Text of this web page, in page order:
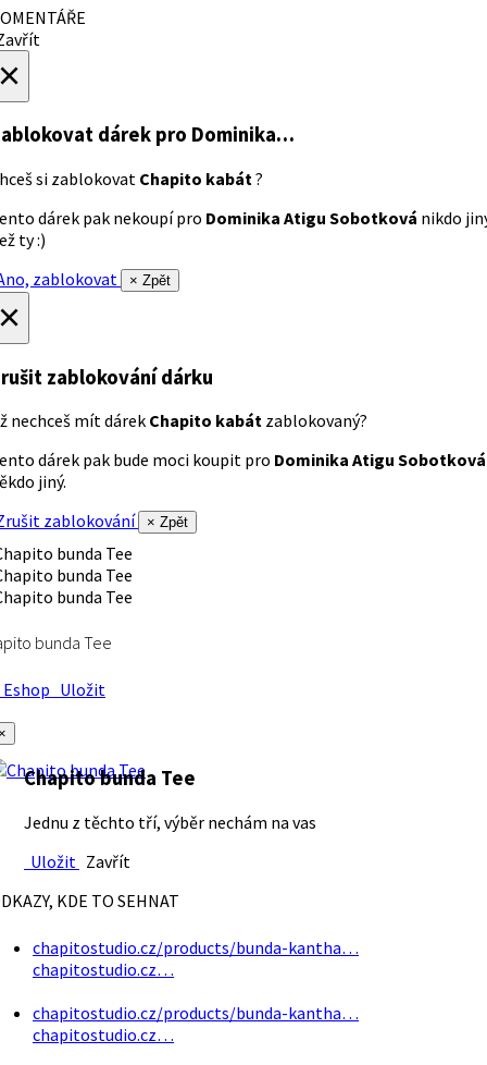
dárek pro Dominika…
si zablokovat Chapito kabát ?
dárek pak nekoupí pro Dominika Atigu Sobotková nikdo
ty :)
zablokovat
× Zpět
zablokování dárku
nechceš mít dárek Chapito kabát zablokovaný?
dárek pak bude moci koupit pro Dominika Atigu Sobotková
jiný.
zablokování
× Zpět
bunda Tee
Uložit
Chapito bunda Tee
Jednu z těchto tří, výběr nechám na vas
Uložit Zavřít
KDE TO SEHNAT
chapitostudio.cz/products/bunda-kantha…
chapitostudio.cz…
chapitostudio.cz/products/bunda-kantha…
chapitostudio.cz…